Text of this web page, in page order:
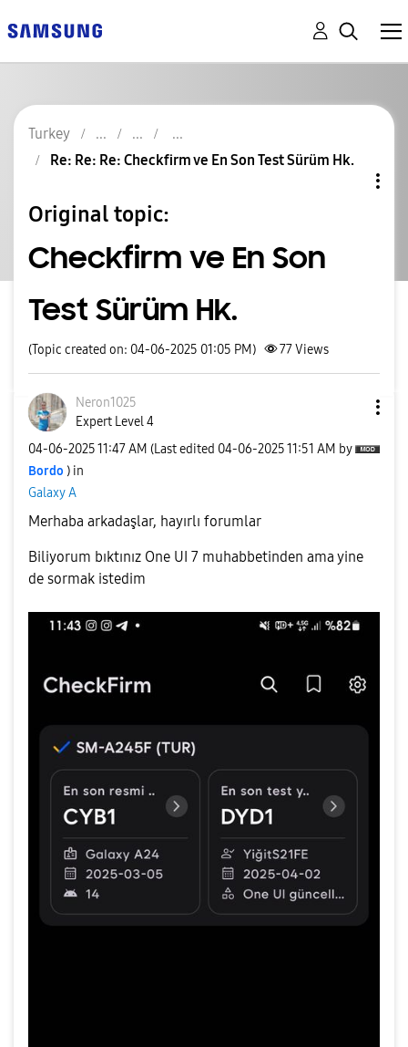
Turkey
Re: Re: Re: Checkfirm ve En Son Test Sürüm Hk.
Original topic:
Checkfirm ve En Son
Test Sürüm Hk.
(Topic created on: 04-06-2025 01:05 PM) 77Views
Neron1025
Expert Level 4
‎04-06-202511:47 AM (Last edited ‎04-06-202511:51 AM by
Bordo ) in
Galaxy A
Merhaba arkadaşlar, hayırlı forumlar
Biliyorum bıktınız One UI 7 muhabbetinden ama yine
de sormak istedim